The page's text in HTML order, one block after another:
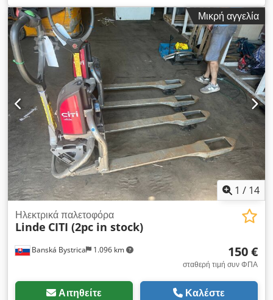
2.000 κιλ, ύψος ανύψωσης:550 χιλ., τύπος καυσίμου:
ηλεκτρικός, μήκος περονών:1.150 χιλ., τύπος μετάδοσης
κίνησης:Elektro, Χειροκίνητο καρότσι μεταφοράς Αριθμός
πλαισίου: W40162G03863 Dodoznpf Nopfx Ak Dewa
Κατάσταση: Ανακατασκευασμένο, χωρίς εγγύηση Τεχνική
κατάσταση: καλή
Μικρή αγγελία
1 / 14
Banská Bystrica 1.096 km
Ηλεκτρικά παλετοφόρα
Linde CITI (2pc in stock)
150 €
σταθερή τιμή συν ΦΠΑ
Αιτηθείτε Καλέστε